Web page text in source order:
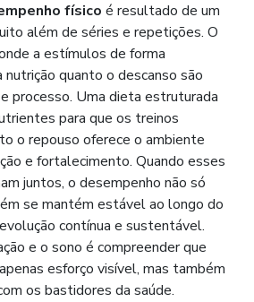
físico é resultado de um
além de séries e repetições. O
a estímulos de forma
quanto o descanso são
processo. Uma dieta estruturada
para que os treinos
o repouso oferece o ambiente
e fortalecimento. Quando esses
juntos, o desempenho não só
se mantém estável ao longo do
contínua e sustentável.
e o sono é compreender que
esforço visível, mas também
os bastidores da saúde.